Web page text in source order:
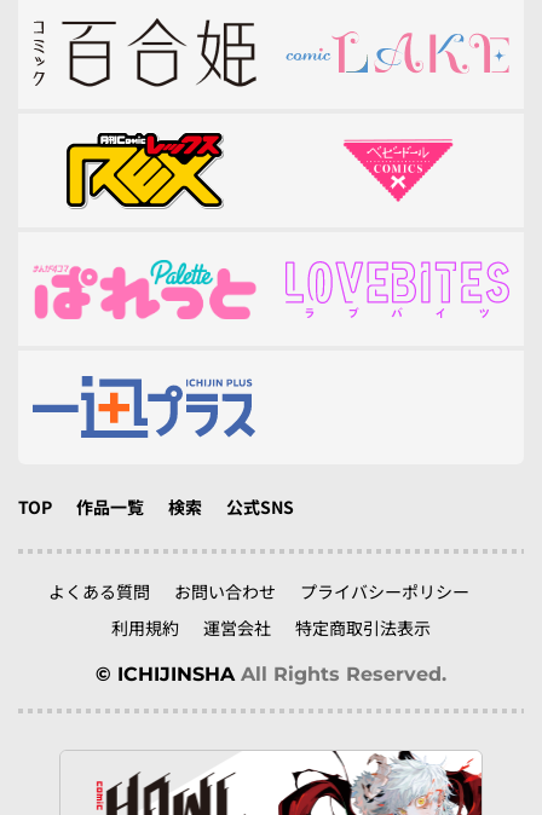
TOP 作品一覧 検索 公式SNS
よくある質問 お問い合わせ
プライバシーポリシー
利用規約
運営会社 特定商取引法表示
© ICHIJINSHA All Rights Reserved.